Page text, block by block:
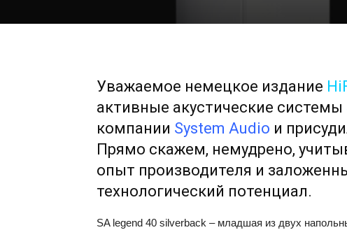
Уважаемое немецкое издание
активные акустические системы
компании System Audio и
Прямо скажем, немудрено,
опыт производителя и
технологический потенциал.
SA legend 40 silverback – младшая из двух